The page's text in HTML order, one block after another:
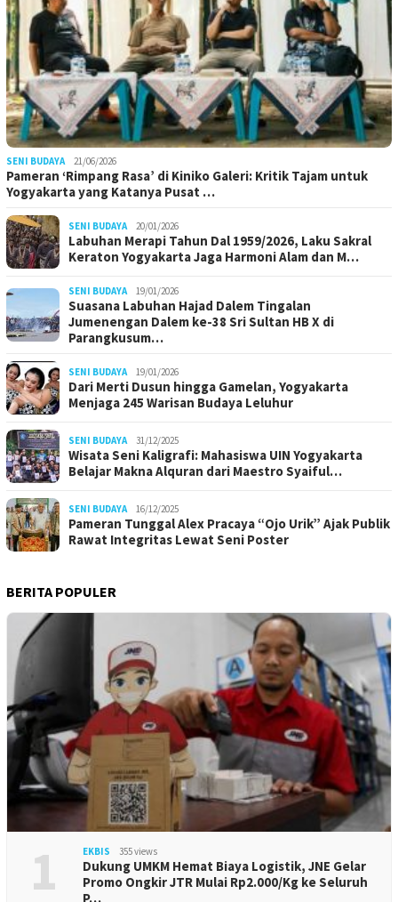
SENI BUDAYA 21/06/2026
Pameran ‘Rimpang Rasa’ di Kiniko Galeri: Kritik Tajam untuk
Yogyakarta yang Katanya Pusat …
SENI BUDAYA 20/01/2026
Labuhan Merapi Tahun Dal 1959/2026, Laku Sakral
Keraton Yogyakarta Jaga Harmoni Alam dan M…
SENI BUDAYA 19/01/2026
Suasana Labuhan Hajad Dalem Tingalan
Jumenengan Dalem ke-38 Sri Sultan HB X di
Parangkusum…
SENI BUDAYA 19/01/2026
Dari Merti Dusun hingga Gamelan, Yogyakarta
Menjaga 245 Warisan Budaya Leluhur
SENI BUDAYA 31/12/2025
Wisata Seni Kaligrafi: Mahasiswa UIN Yogyakarta
Belajar Makna Alquran dari Maestro Syaiful…
SENI BUDAYA 16/12/2025
Pameran Tunggal Alex Pracaya “Ojo Urik” Ajak Publik
Rawat Integritas Lewat Seni Poster
BERITA POPULER
1 EKBIS 355 views
Dukung UMKM Hemat Biaya Logistik, JNE Gelar
Promo Ongkir JTR Mulai Rp2.000/Kg ke Seluruh
P…